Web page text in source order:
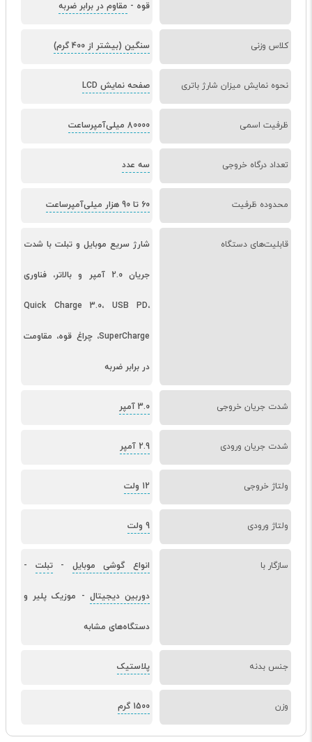
قوه - مقاوم در برابر ضربه
کلاس وزنی سنگین (بیشتر از 400 گرم)
نحوه نمایش میزان شارژ باتری صفحه نمایش LCD
ظرفیت اسمی 80000 میلی‌آمپرساعت
تعداد درگاه خروجی سه عدد
محدوده ظرفیت 60 تا 90 هزار میلی‌آمپرساعت
قابلیت‌های دستگاه شارژ سریع موبایل و تبلت با شدت
جریان 2.0 آمپر و بالاتر، فناوری
Quick Charge 3.0، USB PD،
SuperCharge، چراغ قوه، مقاومت
در برابر ضربه
شدت جریان خروجی 3.0 آمپر
شدت جریان ورودی 2.9 آمپر
ولتاژ خروجی 12 ولت
ولتاژ ورودی 9 ولت
سازگار با انواع گوشی موبایل -تبلت -
دوربین دیجیتال - موزیک پلیر و
دستگاه‌های مشابه
جنس بدنه پلاستیک
وزن 1500 گرم